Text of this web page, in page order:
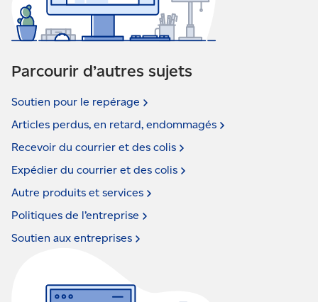
Parcourir d’autres sujets
Soutien pour le repérage
Articles perdus, en retard, endommagés
Recevoir du courrier et des colis
Expédier du courrier et des colis
Autre produits et services
Politiques de l’entreprise
Soutien aux entreprises